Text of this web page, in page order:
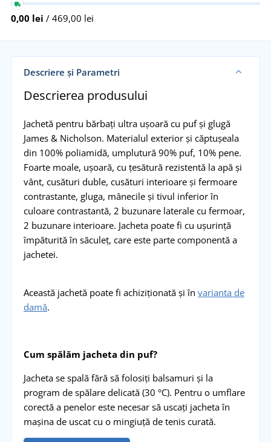
0,00 lei / 469,00 lei
Descriere și Parametri
Descrierea produsului
Jachetă pentru bărbați ultra ușoară cu puf și glugă
James & Nicholson. Materialul exterior și căptușeala
din 100% poliamidă, umplutură 90% puf, 10% pene.
Foarte moale, ușoară, cu țesătură rezistentă la apă și
vânt, cusături duble, cusături interioare și fermoare
contrastante, gluga, mânecile și tivul inferior în
culoare contrastantă, 2 buzunare laterale cu fermoar,
2 buzunare interioare. Jacheta poate fi cu ușurință
împăturită în săculeț, care este parte componentă a
jachetei.
Această jachetă poate fi achiziționată și în varianta de
damă.
Cum spălăm jacheta din puf?
Jacheta se spală fără să folosiți balsamuri și la
program de spălare delicată (30 °C). Pentru o umflare
corectă a penelor este necesar să uscați jacheta în
mașina de uscat cu o mingiuță de tenis curată.